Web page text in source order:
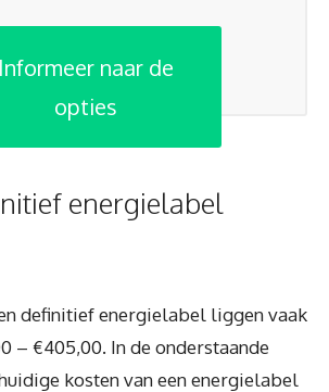
Informeer naar de
opties
energielabel
definitief energielabel liggen vaak
– €405,00. In de onderstaande
kosten van een energielabel